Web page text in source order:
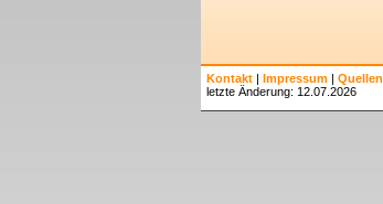
Kontakt | Impressum | Quellen
letzte Änderung: 12.07.2026